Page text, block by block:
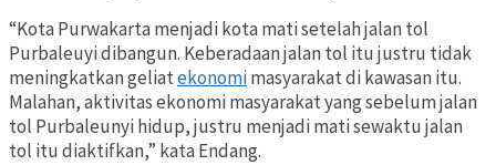
“Kota Purwakarta menjadi kota mati setelah jalan tol
Purbaleuyi dibangun. Keberadaan jalan tol itu justru tidak
meningkatkan geliatekonomimasyarakat di kawasan itu.
Malahan, aktivitas ekonomi masyarakat yang sebelum jalan
tol Purbaleunyi hidup, justru menjadi mati sewaktu jalan
tol itu diaktifkan,” kata Endang.